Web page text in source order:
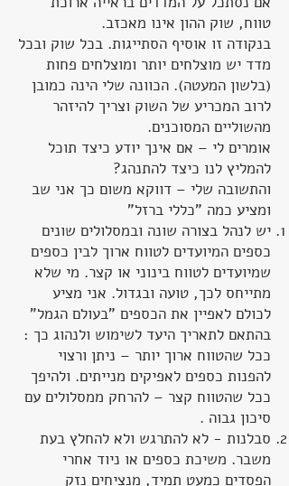
טווח, שוק ההון אינו מאכזב.
בנקודה זו אוסיף הסתייגות. בכל שוק ובכל
מדד יש מוצלחים יותר ומוצלחים פחות
(בלשון המעטה). הכוונה שלי הינה כמובן
לרוב המכריע של השוק וצריך להיזהר
מהשוליים המסוכנים.
אומרים לי – אם אינך יודע כיצד תוכל
להמליץ לנו כיצד להתנהג?
והתשובה שלי – דווקא משום כך אני שב
ומציע כמה "כללי ברזל"
יש לנהל בצורה שונה ובמסלולים שונים
כספים המיועדים לטווח ארוך לבין כספים
שמיועדים לטווח בינוני או קצר. מי שלא
מתייחס לכך, טועה ובגדול. אני מציע
לכולם לאפיין את הכספים "בעולם הגמל"
בהתאם לתאריך היעד לשימוש ולנהוג כך :
ככל שהטווח ארוך יותר – ניתן ורצוי
להפנות כספים לאפיקים מנייתים. ולהיפך
ככל שהטווח קצר – להרחק ממסלולים עם
סיכון גבוה .
סבלנות - לא להתרגש ולא להחלץ בעת
משבר. משיכת כספים או ניוד אחרי
הפסדים כמעט תמיד, מנציחים נזק